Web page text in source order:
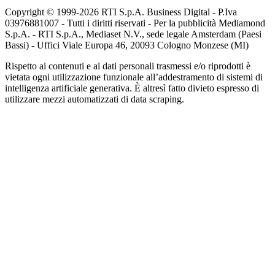
Copyright © 1999-2026 RTI S.p.A. Business Digital - P.Iva
03976881007 - Tutti i diritti riservati - Per la pubblicità Mediamond
S.p.A. - RTI S.p.A., Mediaset N.V., sede legale Amsterdam (Paesi
Bassi) - Uffici Viale Europa 46, 20093 Cologno Monzese (MI)
Rispetto ai contenuti e ai dati personali trasmessi e/o riprodotti è
vietata ogni utilizzazione funzionale all’addestramento di sistemi di
intelligenza artificiale generativa. È altresì fatto divieto espresso di
utilizzare mezzi automatizzati di data scraping.